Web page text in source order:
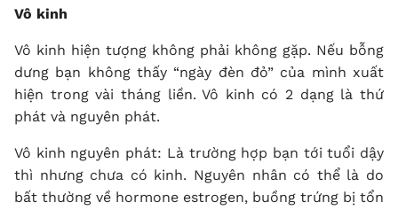
Vô kinh
Vô kinh hiện tượng không phải không gặp. Nếu bỗng
dưng bạn không thấy “ngày đèn đỏ” của mình xuất
hiện trong vài tháng liền. Vô kinh có 2 dạng là thứ
phát và nguyên phát.
Vô kinh nguyên phát: Là trường hợp bạn tới tuổi dậy
thì nhưng chưa có kinh. Nguyên nhân có thể là do
bất thường về hormone estrogen, buồng trứng bị tổn